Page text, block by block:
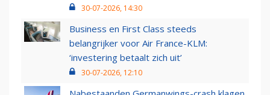
30-07-2026, 14:30
Business en First Class steeds
belangrijker voor Air France-KLM:
‘investering betaalt zich uit’
30-07-2026, 12:10